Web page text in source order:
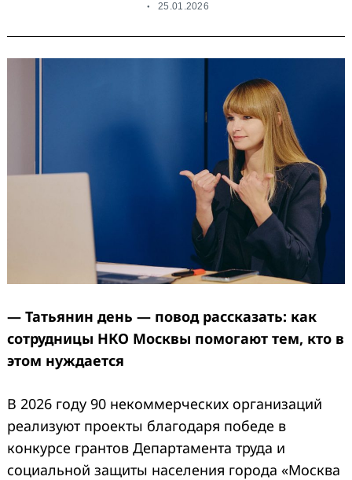
25.01.2026
— Татьянин день — повод рассказать: как
сотрудницы НКО Москвы помогают тем, кто в
этом нуждается
В 2026 году 90 некоммерческих организаций
реализуют проекты благодаря победе в
конкурсе грантов Департамента труда и
социальной защиты населения города «Москва